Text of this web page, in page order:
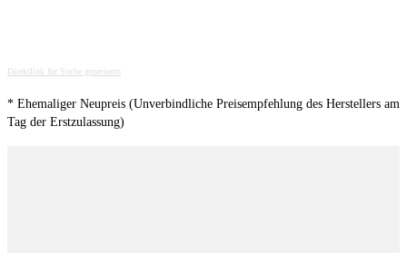
Direktlink für Suche generieren
* Ehemaliger Neupreis (Unverbindliche Preisempfehlung des Herstellers am
Tag der Erstzulassung)